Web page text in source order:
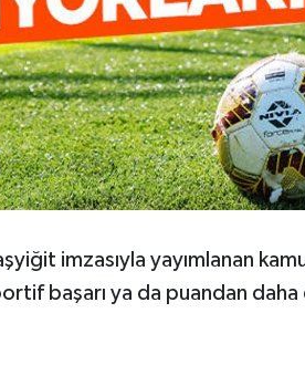
imzasıyla yayımlanan
başarı ya da puandan daha